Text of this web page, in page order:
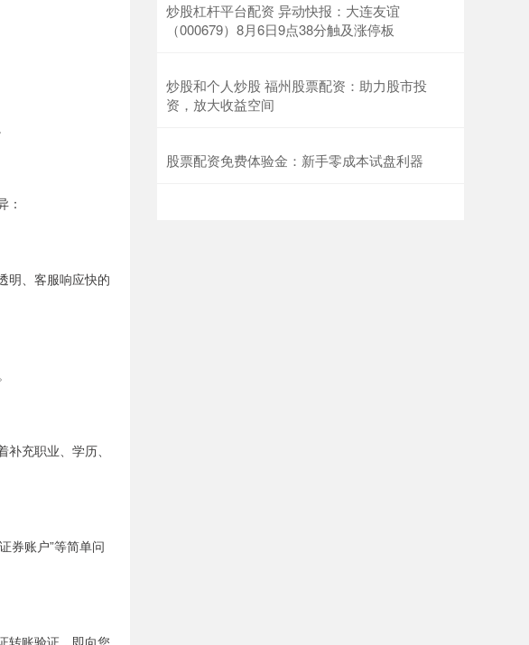
：
明、客服响应快的
充职业、学历、
券账户”等简单问
炒股杠杆平台配资 异动快报：大连友谊
（000679）8月6日9点38分触及涨停板
炒股和个人炒股 福州股票配资：助力股市投
资，放大收益空间
股票配资免费体验金：新手零成本试盘利器